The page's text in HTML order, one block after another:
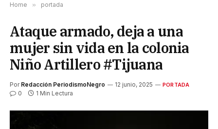
Home » portada
Ataque armado, deja a una
mujer sin vida en la colonia
Niño Artillero #Tijuana
Por Redacción PeriodismoNegro 12 junio, 2025 PORTADA
0 1 Min Lectura